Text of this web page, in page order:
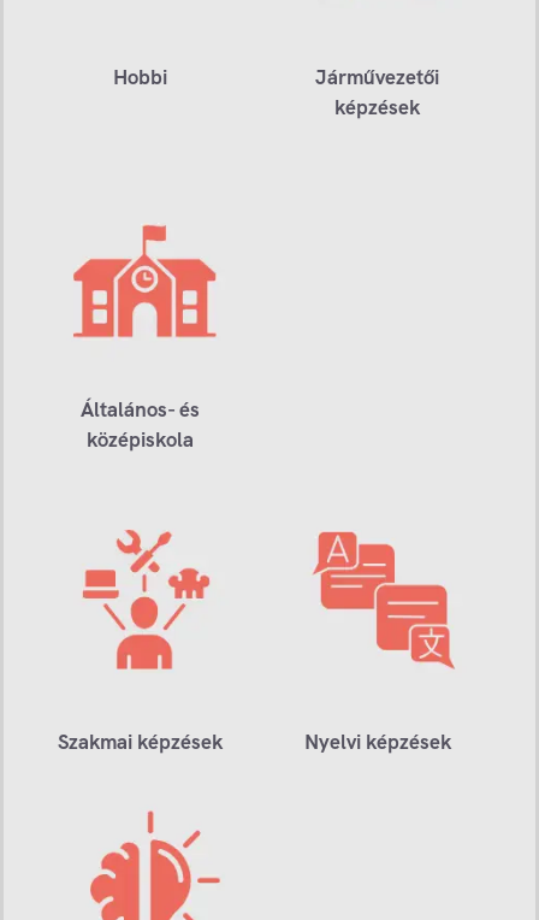
Hobbi
Járművezetői
képzések
Általános- és
középiskola
Szakmai képzések Nyelvi képzések